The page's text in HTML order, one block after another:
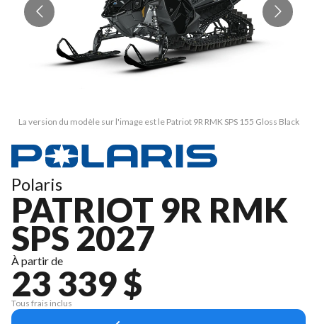
La version du modèle sur l'image est le Patriot 9R RMK SPS 155 Gloss Black
Polaris
PATRIOT 9R RMK
SPS 2027
À partir de
23 339 $
Tous frais inclus